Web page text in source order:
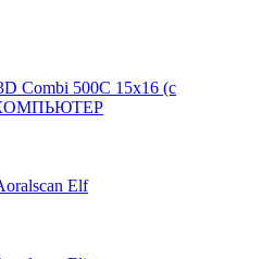
Combi 500C 15х16 (с
Elf